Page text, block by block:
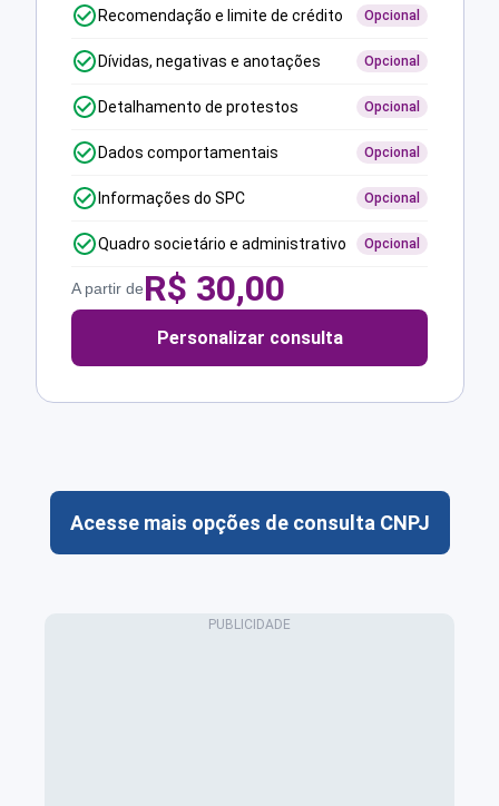
Recomendação e limite de crédito Opcional
Dívidas, negativas e anotações Opcional
Detalhamento de protestos Opcional
Dados comportamentais Opcional
Informações do SPC Opcional
Quadro societário e administrativo Opcional
A partir deR$ 30,00
Personalizar consulta
Acesse mais opções de consulta CNPJ